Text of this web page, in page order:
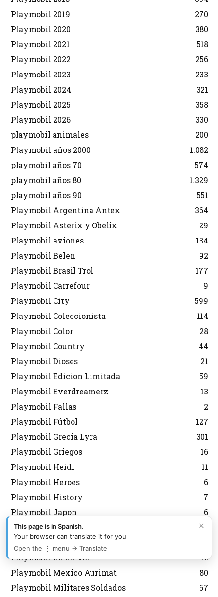
Playmobil 2019
270
Playmobil 2020
380
Playmobil 2021
518
Playmobil 2022
256
Playmobil 2023
233
Playmobil 2024
321
Playmobil 2025
358
Playmobil 2026
330
playmobil animales
200
Playmobil años 2000
1.082
playmobil años 70
574
playmobil años 80
1.329
playmobil años 90
551
Playmobil Argentina Antex
364
Playmobil Asterix y Obelix
29
Playmobil aviones
134
Playmobil Belen
92
Playmobil Brasil Trol
177
Playmobil Carrefour
9
Playmobil City
599
Playmobil Coleccionista
114
Playmobil Color
28
Playmobil Country
44
Playmobil Dioses
21
Playmobil Edicion Limitada
59
Playmobil Everdreamerz
13
Playmobil Fallas
2
Playmobil Fútbol
127
Playmobil Grecia Lyra
301
Playmobil Griegos
16
Playmobil Heidi
11
Playmobil Heroes
6
Playmobil History
7
Playmobil Japon
6
Playmobil Korea
43
Playmobil Magic
Playmobil medieval
12
Playmobil Mexico Aurimat
80
Playmobil Militares Soldados
67
×
This page is in Spanish.
Your browser can translate it for you.
Open the ⋮ menu → Translate